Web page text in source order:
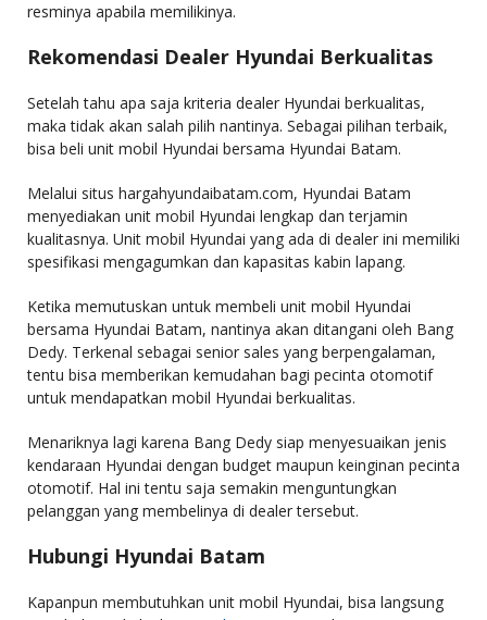
resminya apabila memilikinya.
Rekomendasi Dealer Hyundai Berkualitas
Setelah tahu apa saja kriteria dealer Hyundai berkualitas,
maka tidak akan salah pilih nantinya. Sebagai pilihan terbaik,
bisa beli unit mobil Hyundai bersama Hyundai Batam.
Melalui situs hargahyundaibatam.com, Hyundai Batam
menyediakan unit mobil Hyundai lengkap dan terjamin
kualitasnya. Unit mobil Hyundai yang ada di dealer ini memiliki
spesifikasi mengagumkan dan kapasitas kabin lapang.
Ketika memutuskan untuk membeli unit mobil Hyundai
bersama Hyundai Batam, nantinya akan ditangani oleh Bang
Dedy. Terkenal sebagai senior sales yang berpengalaman,
tentu bisa memberikan kemudahan bagi pecinta otomotif
untuk mendapatkan mobil Hyundai berkualitas.
Menariknya lagi karena Bang Dedy siap menyesuaikan jenis
kendaraan Hyundai dengan budget maupun keinginan pecinta
otomotif. Hal ini tentu saja semakin menguntungkan
pelanggan yang membelinya di dealer tersebut.
Hubungi Hyundai Batam
Kapanpun membutuhkan unit mobil Hyundai, bisa langsung